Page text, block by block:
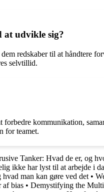
at udvikle sig?
redskaber til at håndtere
selvtillid.
kommunikation,
for teamet.
Tanker: Hvad de er, og
ikke har lyst til at arbejde i
man kan gøre ved det •
af bias • Demystifying the